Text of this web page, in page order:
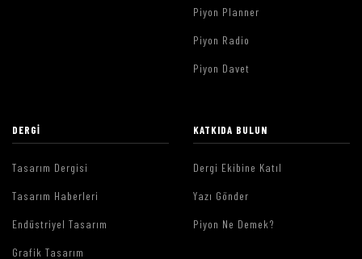
Piyon Planner
Piyon Radio
Piyon Davet
DERGI
Tasarım Dergisi
Tasarım Haberleri
Endüstriyel Tasarım
Grafik Tasarım
KATKIDA BULUN
Dergi Ekibine Katıl
Yazı Gönder
Piyon Ne Demek?